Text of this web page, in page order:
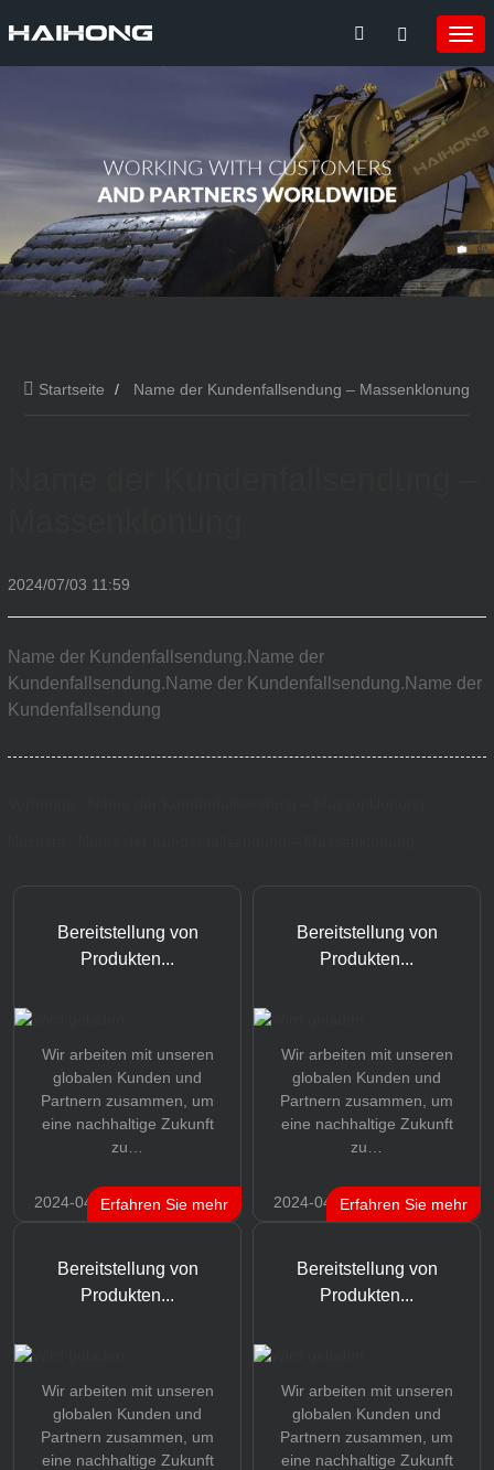
Startseite Name der Kundenfallsendung – Massenklonung
2024/07/03 11:59
Name der Kundenfallsendung.Name der
Kundenfallsendung.Name der Kundenfallsendung.Name der
Kundenfallsendung
Bereitstellung von
Produkten...
Wir arbeiten mit unseren
globalen Kunden und
Partnern zusammen, um
eine nachhaltige Zukunft
zu…
2024-04-17Erfahren Sie mehr
Bereitstellung von
Produkten...
Wir arbeiten mit unseren
globalen Kunden und
Partnern zusammen, um
eine nachhaltige Zukunft
zu…
2024-04-17Erfahren Sie mehr
Bereitstellung von
Produkten...
Wir arbeiten mit unseren
globalen Kunden und
Partnern zusammen, um
eine nachhaltige Zukunft
Bereitstellung von
Produkten...
Wir arbeiten mit unseren
globalen Kunden und
Partnern zusammen, um
eine nachhaltige Zukunft